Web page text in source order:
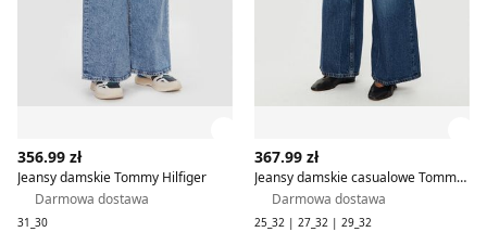
356.99 zł
Jeansy damskie Tommy Hilfiger
Darmowa dostawa
31_30
367.99 zł
Jeansy damskie casualowe Tommy Hilfiger
Darmowa dostawa
25_32 | 27_32 | 29_32